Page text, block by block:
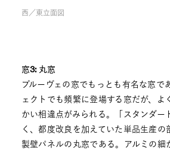
西／東立面図
窓3: 丸窓
プルーヴェの窓でもっとも有名な窓で
ェクトでも頻繁に登場する窓だが、よ
かい相違点がみられる。「スタンダー
く、都度改良を加えていた単品生産の
製壁パネルの丸窓である。アルミの細